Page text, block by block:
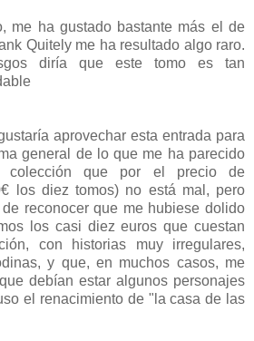
me ha gustado bastante más el de
Quitely me ha resultado algo raro.
diría que este tomo es tan
aprovechar esta entrada para
general de lo que me ha parecido
colección que por el precio de
los diez tomos) no está mal, pero
reconocer que me hubiese dolido
los casi diez euros que cuestan
con historias muy irregulares,
y que, en muchos casos, me
debían estar algunos personajes
el renacimiento de "la casa de las